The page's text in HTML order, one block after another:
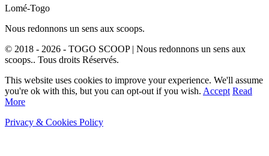
Lomé-Togo
Nous redonnons un sens aux scoops.
© 2018 - 2026 - TOGO SCOOP | Nous redonnons un sens aux
scoops.. Tous droits Réservés.
This website uses cookies to improve your experience. We'll assume
you're ok with this, but you can opt-out if you wish. Accept Read
More
Privacy & Cookies Policy